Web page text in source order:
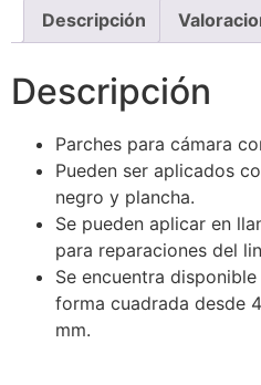
Descripción
Descripción
Parches para cámara
Pueden ser aplicados
negro y plancha.
Se pueden aplicar en
para reparaciones del
Se encuentra
forma cuadrada desde
mm.